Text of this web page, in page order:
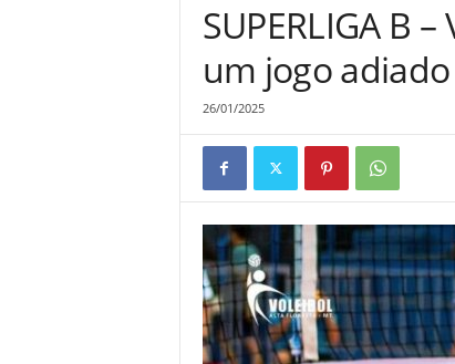
SUPERLIGA B
um jogo adiado
26/01/2025